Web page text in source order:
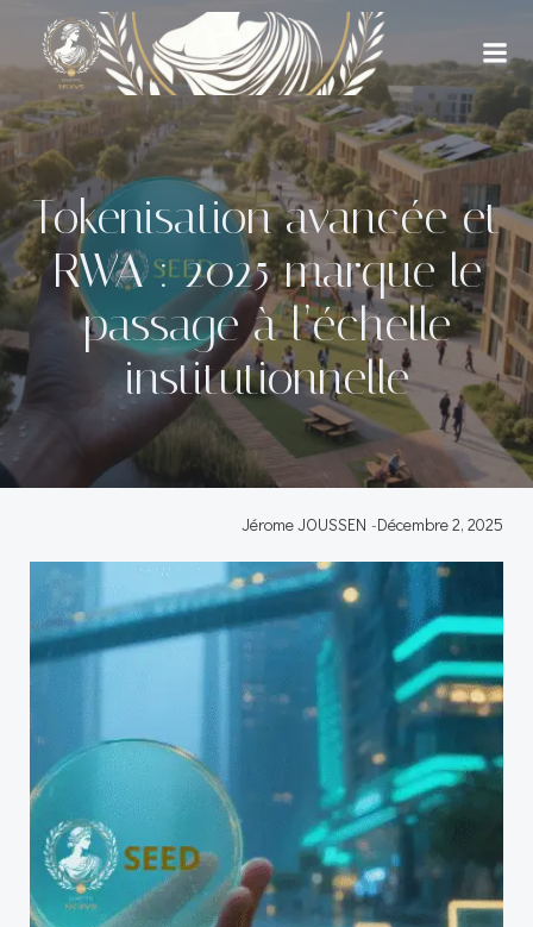
Aller
au
contenu
Tokenisation avancée et
RWA : 2025 marque le
passage à l’échelle
institutionnelle
Jérome JOUSSEN -Décembre 2, 2025